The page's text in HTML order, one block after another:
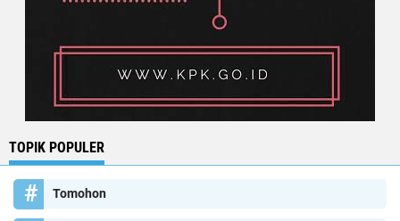
TOPIK POPULER
Tomohon